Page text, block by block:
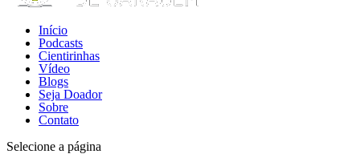
Início
Podcasts
Cientirinhas
Vídeo
Blogs
Seja Doador
Sobre
Contato
Selecione a página